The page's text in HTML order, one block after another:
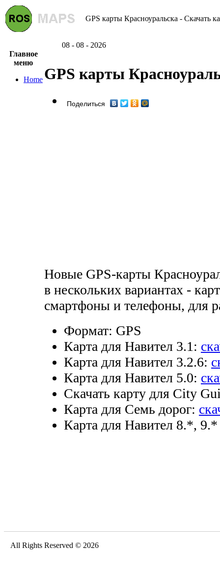
GPS карты Красноуральска - Скачать
08 - 08 - 2026
Главное
меню
Home GPS карты
Поделиться
Новые GPS-карты
в нескольких вариантах -
смартфоны и телефоны, для
Формат: GPS
Карта для Навител 3.1:
Карта для Навител 3.2.6:
Карта для Навител 5.0:
Скачать карту для City
Карта для Семь дорог:
Карта для Навител 8.*,
All Rights Reserved © 2026